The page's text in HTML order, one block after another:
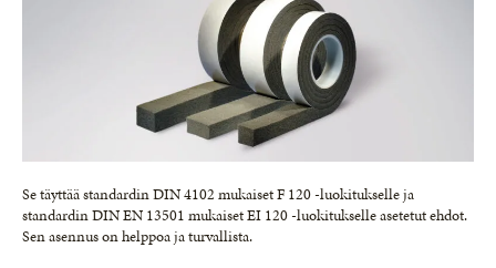
Se täyttää standardin DIN 4102 mukaiset F 120 -luokitukselle ja
standardin DIN EN 13501 mukaiset EI 120 -luokitukselle asetetut ehdot.
Sen asennus on helppoa ja turvallista.